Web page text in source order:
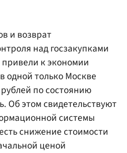
и возврат
над госзакупками
к экономии
одной только Москве
по состоянию
Об этом свидетельствуют
системы
снижение стоимости
ценой